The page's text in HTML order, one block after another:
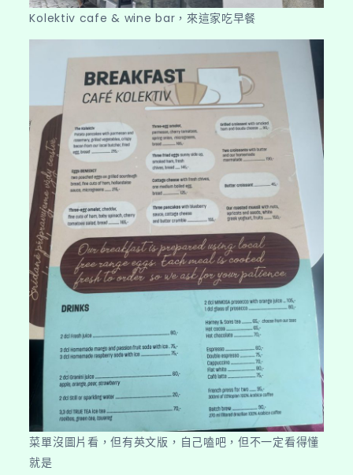
Kolektiv cafe & wine bar，來這家吃早餐
菜單沒圖片看，但有英文版，自己嗑吧，但不一定看得懂
就是